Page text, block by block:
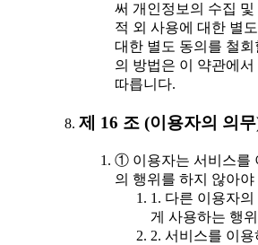
써 개인정보의 수집
적 외 사용에 대한 별
대한 별도 동의를 철회
의 방법은 이 약관에서
따릅니다.
제 16 조 (이용자의 의
① 이용자는 서비스를
의 행위를 하지 않아야
1. 다른 이용자
게 사용하는 행위
2. 서비스를 이